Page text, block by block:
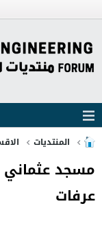
المنتديات
مسجد عثماني
عرفات